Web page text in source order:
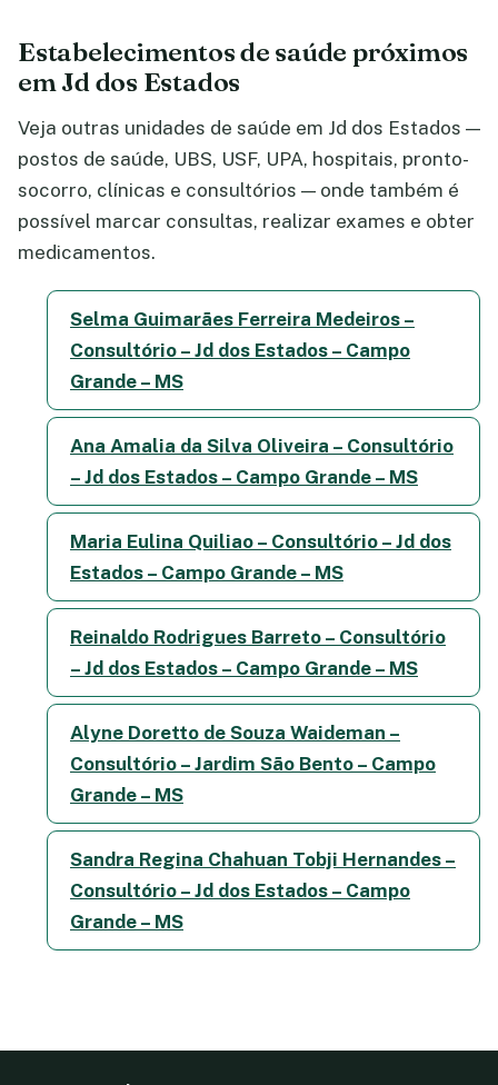
Estabelecimentos de saúde próximos
em Jd dos Estados
Veja outras unidades de saúde em Jd dos Estados —
postos de saúde, UBS, USF, UPA, hospitais, pronto-
socorro, clínicas e consultórios — onde também é
possível marcar consultas, realizar exames e obter
medicamentos.
Selma Guimarães Ferreira Medeiros –
Consultório – Jd dos Estados – Campo
Grande – MS
Ana Amalia da Silva Oliveira – Consultório
– Jd dos Estados – Campo Grande – MS
Maria Eulina Quiliao – Consultório – Jd dos
Estados – Campo Grande – MS
Reinaldo Rodrigues Barreto – Consultório
– Jd dos Estados – Campo Grande – MS
Alyne Doretto de Souza Waideman –
Consultório – Jardim São Bento – Campo
Grande – MS
Sandra Regina Chahuan Tobji Hernandes –
Consultório – Jd dos Estados – Campo
Grande – MS